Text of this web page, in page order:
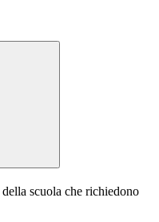
scuola che richiedono